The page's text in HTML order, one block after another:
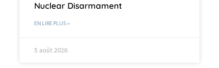
Nuclear Disarmament
EN LIRE PLUS »
5 août 2026